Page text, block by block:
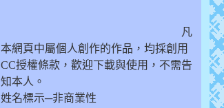
凡
本網頁中屬個人創作的作品，均採創用
CC授權條款，歡迎下載與使用，不需告
知本人。
姓名標示─非商業性